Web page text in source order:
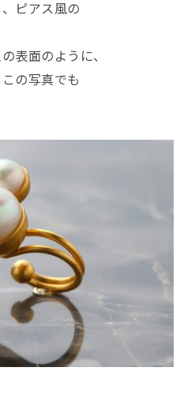
ピアス風の
表面のように、
の写真でも